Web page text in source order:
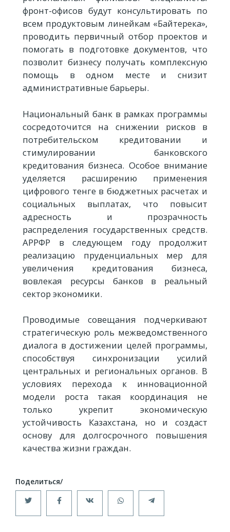
фронт-офисов будут консультировать по
всем продуктовым линейкам «Байтерека»,
проводить первичный отбор проектов и
помогать в подготовке документов, что
позволит бизнесу получать комплексную
помощь в одном месте и снизит
административные барьеры.
Национальный банк в рамках программы
сосредоточится на снижении рисков в
потребительском кредитовании и
стимулировании банковского
кредитования бизнеса. Особое внимание
уделяется расширению применения
цифрового тенге в бюджетных расчетах и
социальных выплатах, что повысит
адресность и прозрачность
распределения государственных средств.
АРРФР в следующем году продолжит
реализацию пруденциальных мер для
увеличения кредитования бизнеса,
вовлекая ресурсы банков в реальный
сектор экономики.
Проводимые совещания подчеркивают
стратегическую роль межведомственного
диалога в достижении целей программы,
способствуя синхронизации усилий
центральных и региональных органов. В
условиях перехода к инновационной
модели роста такая координация не
только укрепит экономическую
устойчивость Казахстана, но и создаст
основу для долгосрочного повышения
качества жизни граждан.